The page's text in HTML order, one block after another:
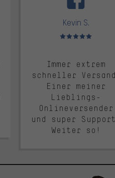
Kevin S.
Bewertungen: 5 von 5
Immer extrem
schneller
Einer meiner
Lieblings-
Onlineversender
und super
Weiter so!